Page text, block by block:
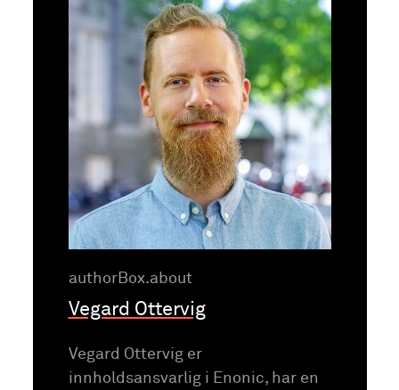
authorBox.about
Vegard Ottervig
Vegard Ottervig er
innholdsansvarlig i Enonic, har en